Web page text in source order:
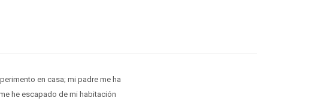
en casa; mi padre me ha
he escapado de mi habitación